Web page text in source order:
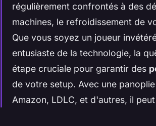
régulièrement confrontés à des
machines, le refroidissement de
Que vous soyez un joueur
entusiaste de la technologie, la
étape cruciale pour garantir des
de votre setup. Avec une
Amazon, LDLC, et d'autres, il